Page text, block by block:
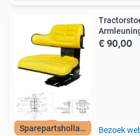
Sparepartsholland
€ 90,00
Bezoek